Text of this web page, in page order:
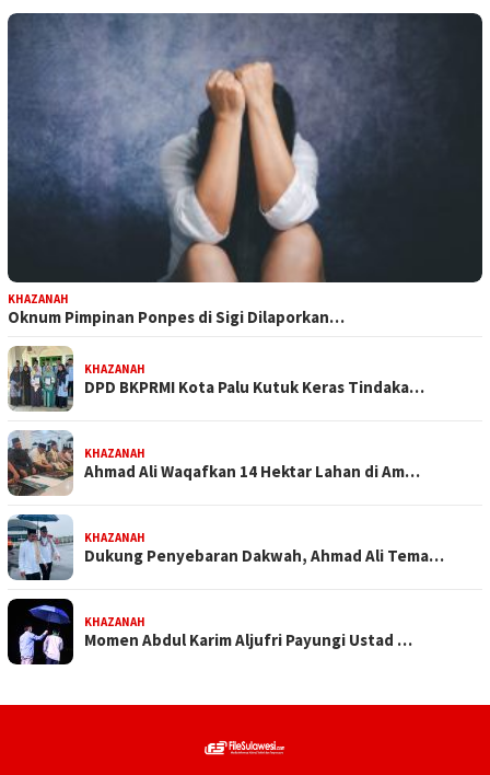
KHAZANAH
Oknum Pimpinan Ponpes di Sigi Dilaporkan…
KHAZANAH
DPD BKPRMI Kota Palu Kutuk Keras Tindaka…
KHAZANAH
Ahmad Ali Waqafkan 14 Hektar Lahan di Am…
KHAZANAH
Dukung Penyebaran Dakwah, Ahmad Ali Tema…
KHAZANAH
Momen Abdul Karim Aljufri Payungi Ustad …